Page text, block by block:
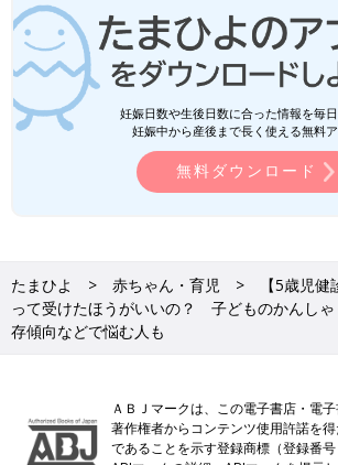
妊娠日数や生後日数に合った情報を毎
妊娠中から産後まで長く使える無料ア
無料ダウンロード
たまひよ 赤ちゃん・育児
【5歳児
って受けたほうがいいの？ 子どものかんしゃ
存傾向などで悩む人も
ＡＢＪマークは、この電子書店・電子
著作権者からコンテンツ使用許諾を
であることを示す登録商標（登録番